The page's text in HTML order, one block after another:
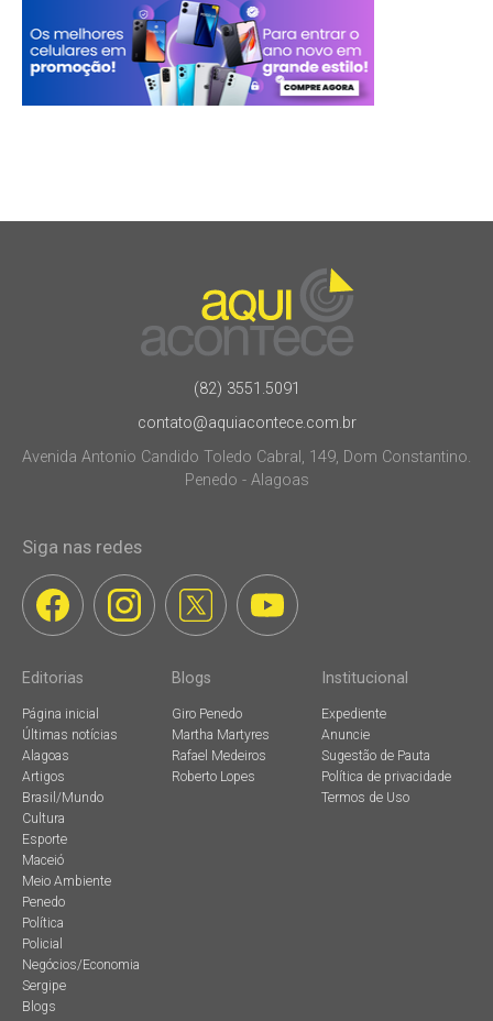
(82) 3551.5091
contato@aquiacontece.com.br
Avenida Antonio Candido Toledo Cabral, 149, Dom Constantino.
Penedo - Alagoas
Siga nas redes
Editorias
Página inicial
Últimas notícias
Alagoas
Artigos
Brasil/Mundo
Cultura
Esporte
Maceió
Meio Ambiente
Penedo
Política
Policial
Negócios/Economia
Sergipe
Blogs
Blogs
Giro Penedo
Martha Martyres
Rafael Medeiros
Roberto Lopes
Institucional
Expediente
Anuncie
Sugestão de Pauta
Política de privacidade
Termos de Uso